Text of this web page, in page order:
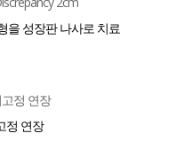
을 성장판 나사로 치료
정 연장